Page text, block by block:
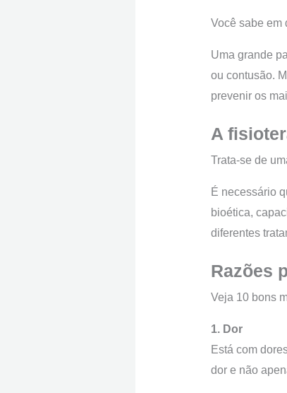
Você sabe em
Uma grande
ou contusão.
prevenir os
A
Trata-se de
É necessário
bioética,
diferentes
Razões
Veja 10 bons
1. Dor
Está com
dor e não